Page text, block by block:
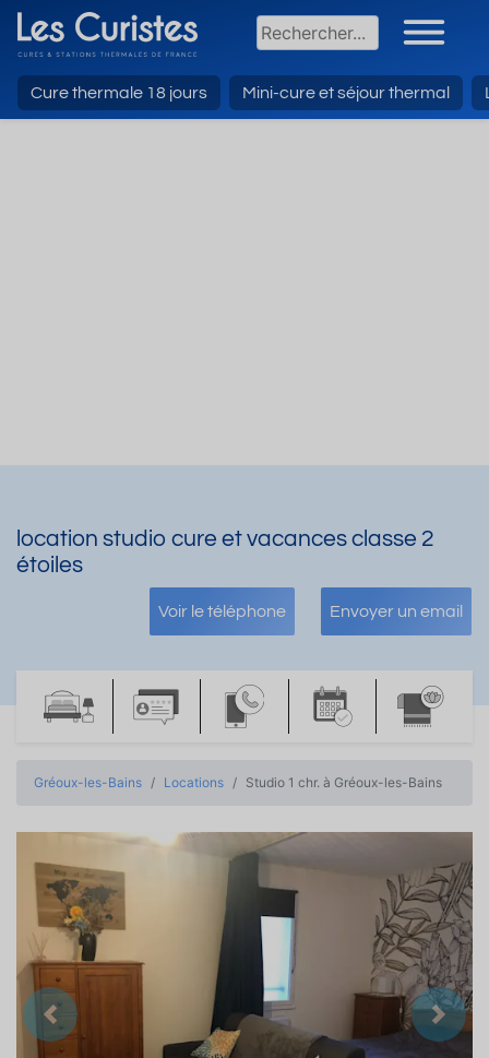
Cure thermale 18 jours Mini-cure et séjour thermal
location studio cure et vacances classe 2
étoiles
Voir le téléphone Envoyer un email
Gréoux-les-Bains Locations Studio 1 chr. à Gréoux-les-Bains
Précedent